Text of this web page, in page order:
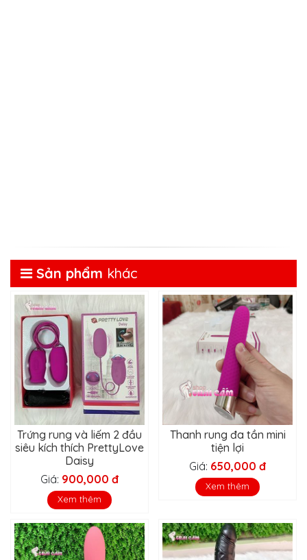
Sản phẩm khác
Trứng rung và liếm 2 đầu
siêu kích thích PrettyLove
Daisy
Giá: 900,000 đ
Xem thêm
Thanh rung đa tần mini
tiện lợi
Giá: 650,000 đ
Xem thêm